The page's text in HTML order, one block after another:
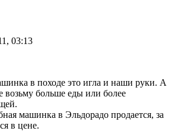
03:13
в походе это игла и наши руки. А
возьму больше еды или более
машинка в Эльдорадо продается, за
в цене.